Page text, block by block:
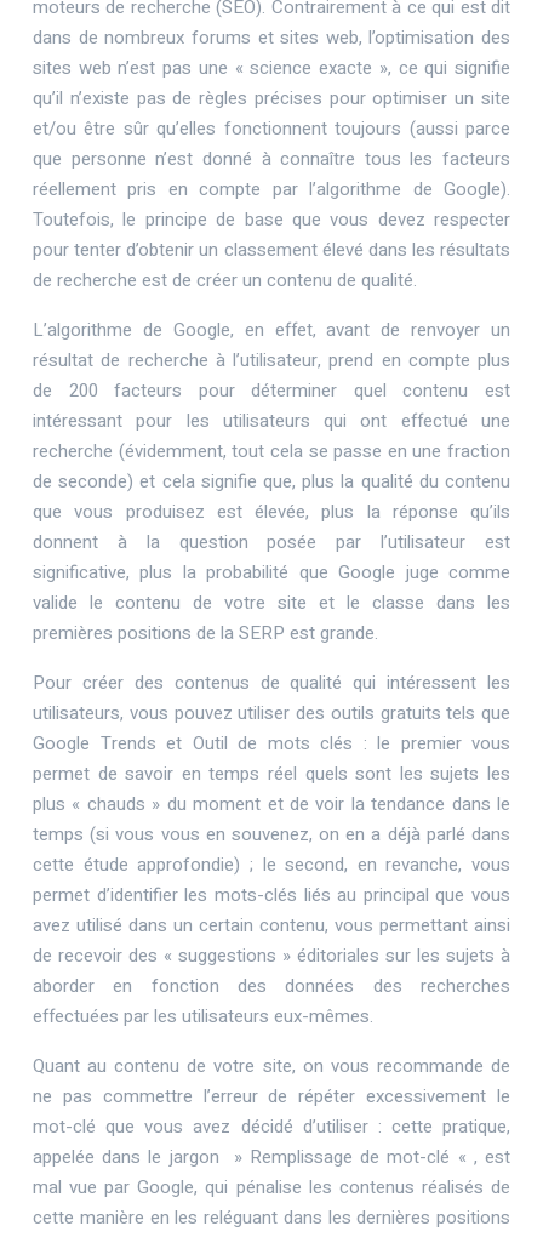
moteurs de recherche (SEO). Contrairement à ce qui est dit
dans de nombreux forums et sites web, l’optimisation des
sites web n’est pas une « science exacte », ce qui signifie
qu’il n’existe pas de règles précises pour optimiser un site
et/ou être sûr qu’elles fonctionnent toujours (aussi parce
que personne n’est donné à connaître tous les facteurs
réellement pris en compte par l’algorithme de Google).
Toutefois, le principe de base que vous devez respecter
pour tenter d’obtenir un classement élevé dans les résultats
de recherche est de créer un contenu de qualité.
L’algorithme de Google, en effet, avant de renvoyer un
résultat de recherche à l’utilisateur, prend en compte plus
de 200 facteurs pour déterminer quel contenu est
intéressant pour les utilisateurs qui ont effectué une
recherche (évidemment, tout cela se passe en une fraction
de seconde) et cela signifie que, plus la qualité du contenu
que vous produisez est élevée, plus la réponse qu’ils
donnent à la question posée par l’utilisateur est
significative, plus la probabilité que Google juge comme
valide le contenu de votre site et le classe dans les
premières positions de la SERP est grande.
Pour créer des contenus de qualité qui intéressent les
utilisateurs, vous pouvez utiliser des outils gratuits tels que
Google Trends et Outil de mots clés : le premier vous
permet de savoir en temps réel quels sont les sujets les
plus « chauds » du moment et de voir la tendance dans le
temps (si vous vous en souvenez, on en a déjà parlé dans
cette étude approfondie) ; le second, en revanche, vous
permet d’identifier les mots-clés liés au principal que vous
avez utilisé dans un certain contenu, vous permettant ainsi
de recevoir des « suggestions » éditoriales sur les sujets à
aborder en fonction des données des recherches
effectuées par les utilisateurs eux-mêmes.
Quant au contenu de votre site, on vous recommande de
ne pas commettre l’erreur de répéter excessivement le
mot-clé que vous avez décidé d’utiliser : cette pratique,
appelée dans le jargon » Remplissage de mot-clé « , est
mal vue par Google, qui pénalise les contenus réalisés de
cette manière en les reléguant dans les dernières positions